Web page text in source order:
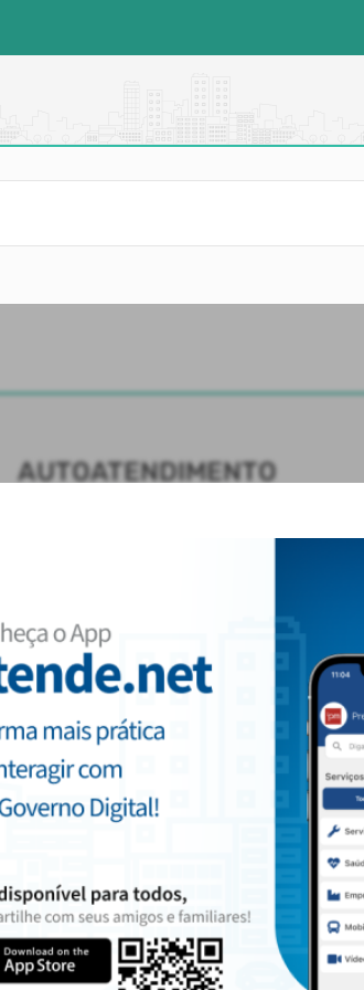
AUTOATENDIMENTO
Transparência
CONTATOS
compras@clevelandia.pr.gov.br